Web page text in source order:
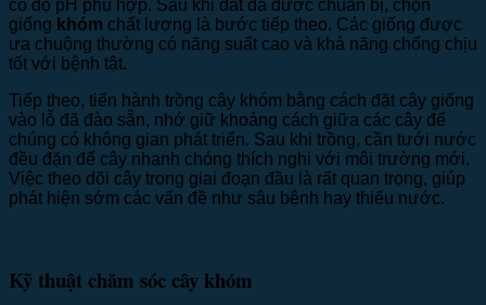
có độ pH phù hợp. Sau khi đất đã được chuẩn bị, chọn
giống khóm chất lượng là bước tiếp theo. Các giống được
ưa chuộng thường có năng suất cao và khả năng chống chịu
tốt với bệnh tật.
Tiếp theo, tiến hành trồng cây khóm bằng cách đặt cây giống
vào lỗ đã đào sẵn, nhớ giữ khoảng cách giữa các cây để
chúng có không gian phát triển. Sau khi trồng, cần tưới nước
đều đặn để cây nhanh chóng thích nghi với môi trường mới.
Việc theo dõi cây trong giai đoạn đầu là rất quan trọng, giúp
phát hiện sớm các vấn đề như sâu bệnh hay thiếu nước.
Kỹ thuật chăm sóc cây khóm